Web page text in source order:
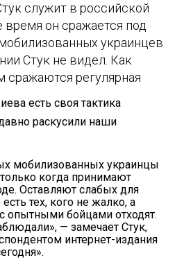
служит в российской
он сражается под
украинцев
Стук не видел. Как
сражаются регулярная
есть своя тактика
раскусили наши
мобилизованных украинцы
когда принимают
Оставляют слабых для
тех, кого не жалко, а
опытными бойцами отходят.
— замечает Стук,
интернет-издания